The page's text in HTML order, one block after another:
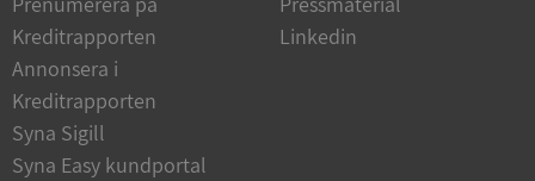
Kreditrapporten
Annonsera i
Kreditrapporten
Syna Sigill
Syna Easy kundportal
Linkedin
Strikt nödvändiga kakor tillåter
och kontohantering. Webbplatsen kan inte
användas ordentligt utan strikt nödvändiga cookies.
Namn
__RequestVerificationToken